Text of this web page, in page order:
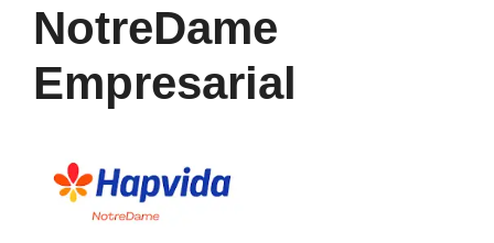
NotreDame
Empresarial